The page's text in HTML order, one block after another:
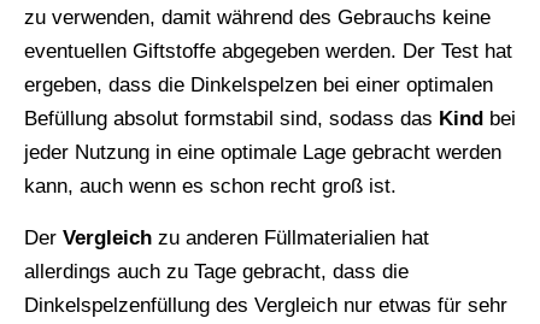
zu verwenden, damit während des Gebrauchs keine
eventuellen Giftstoffe abgegeben werden. Der Test hat
ergeben, dass die Dinkelspelzen bei einer optimalen
Befüllung absolut formstabil sind, sodass das Kind bei
jeder Nutzung in eine optimale Lage gebracht werden
kann, auch wenn es schon recht groß ist.
Der Vergleich zu anderen Füllmaterialien hat
allerdings auch zu Tage gebracht, dass die
Dinkelspelzenfüllung des Vergleich nur etwas für sehr